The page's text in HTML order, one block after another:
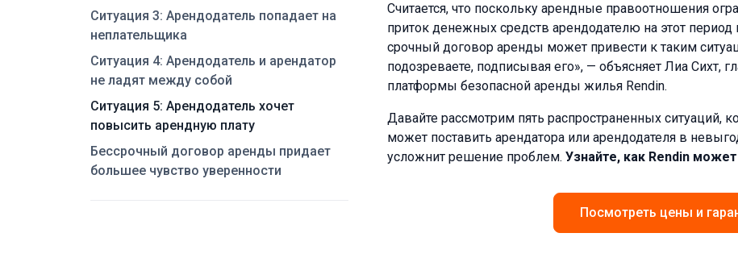
Ситуация 3: Арендодатель попадает на
неплательщика
Ситуация 4: Арендодатель и арендатор
не ладят между собой
Ситуация 5: Арендодатель хочет
повысить арендную плату
Бессрочный договор аренды придает
большее чувство уверенности
Считается, что поскольку арендные правоотношения
приток денежных средств арендодателю на этот период
срочный договор аренды может привести к таким
подозреваете, подписывая его», — объясняет Лиа Сихт,
платформы безопасной аренды жилья Rendin.
Давайте рассмотрим пять распространенных ситуаций,
может поставить арендатора или арендодателя в
усложнит решение проблем. Узнайте, как Rendin
Посмотреть цены и